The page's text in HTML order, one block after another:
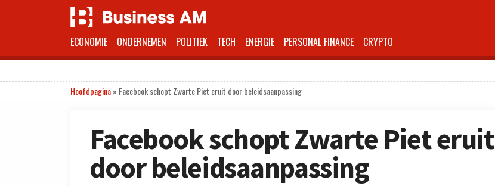
ECONOMIE ONDERNEMEN POLITIEK TECH ENERGIE PERSONAL FINANCE CRYPTO
Hoofdpagina» Facebook schopt Zwarte Piet eruit door beleidsaanpassing
Facebook schopt Zwarte Piet eruit
door beleidsaanpassing